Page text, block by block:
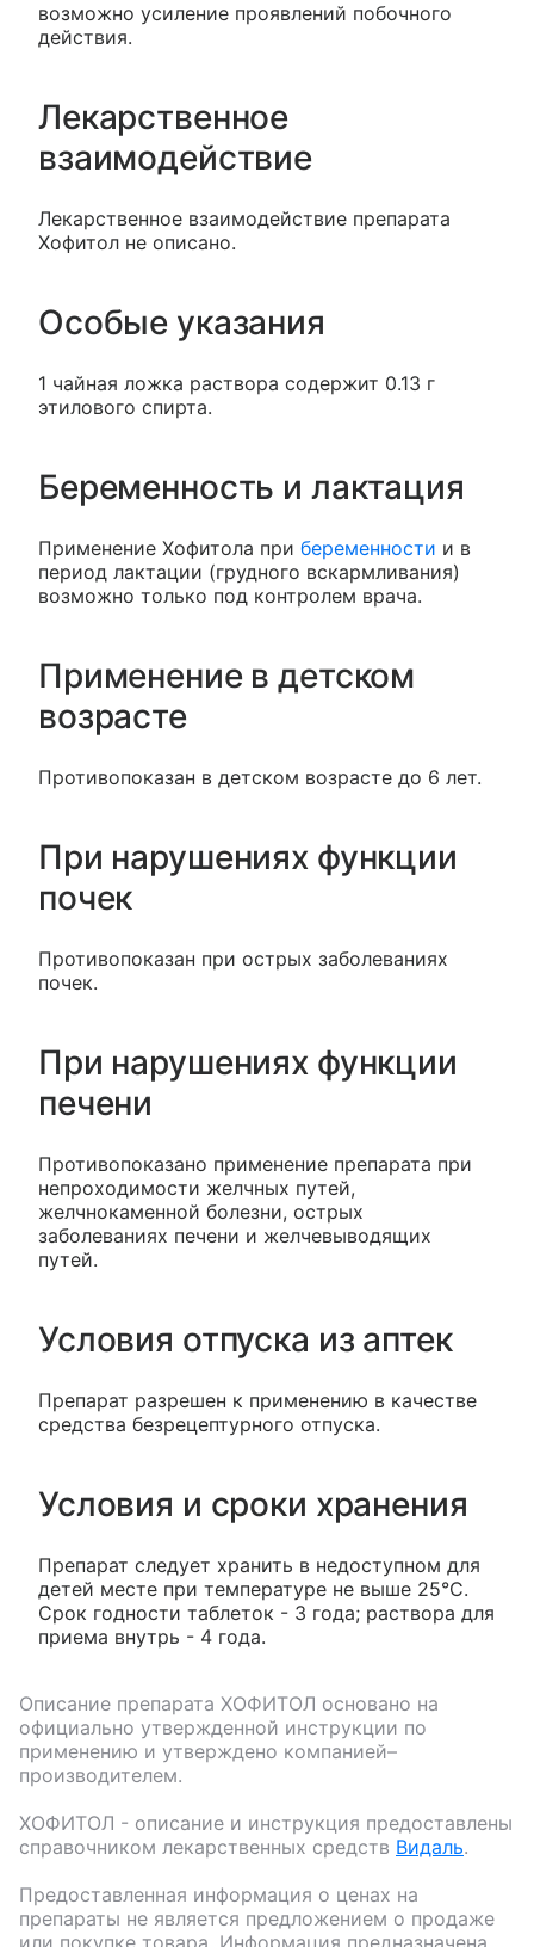
возможно усиление проявлений побочного
действия.
Лекарственное
взаимодействие
Лекарственное взаимодействие препарата
Хофитол не описано.
Особые указания
1 чайная ложка раствора содержит 0.13 г
этилового спирта.
Беременность и лактация
Применение Хофитола при беременности и в
период лактации (грудного вскармливания)
возможно только под контролем врача.
Применение в детском
возрасте
Противопоказан в детском возрасте до 6 лет.
При нарушениях функции
почек
Противопоказан при острых заболеваниях
почек.
При нарушениях функции
печени
Противопоказано применение препарата при
непроходимости желчных путей,
желчнокаменной болезни, острых
заболеваниях печени и желчевыводящих
путей.
Условия отпуска из аптек
Препарат разрешен к применению в качестве
средства безрецептурного отпуска.
Условия и сроки хранения
Препарат следует хранить в недоступном для
детей месте при температуре не выше 25°C.
Срок годности таблеток - 3 года; раствора для
приема внутрь - 4 года.
Описание препарата ХОФИТОЛ основано на
официально утвержденной инструкции по
применению и утверждено компанией–
производителем.
ХОФИТОЛ - описание и инструкция предоставлены
справочником лекарственных средств Видаль.
Предоставленная информация о ценах на
препараты не является предложением о продаже